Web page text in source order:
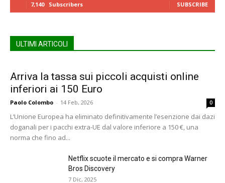
7,140 Subscribers SUBSCRIBE
ULTIMI ARTICOLI
Arriva la tassa sui piccoli acquisti online
inferiori ai 150 Euro
Paolo Colombo - 14 Feb, 2026 0
L’Unione Europea ha eliminato definitivamente l’esenzione dai dazi
doganali per i pacchi extra-UE dal valore inferiore a 150 €, una
norma che fino ad...
Netflix scuote il mercato e si compra Warner
Bros Discovery
7 Dic, 2025